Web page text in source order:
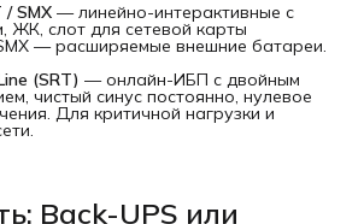
/ SMX — линейно-интерактивные с
ЖК, слот для сетевой карты
— расширяемые внешние батареи.
(SRT) — онлайн-ИБП с двойным
чистый синус постоянно, нулевое
Для критичной нагрузки и
Back-UPS или